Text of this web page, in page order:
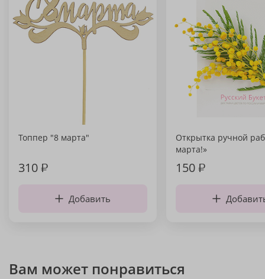
Топпер "8 марта"
310₽
Добавить
Открытка ручной
марта!»
150₽
Вам может понравиться